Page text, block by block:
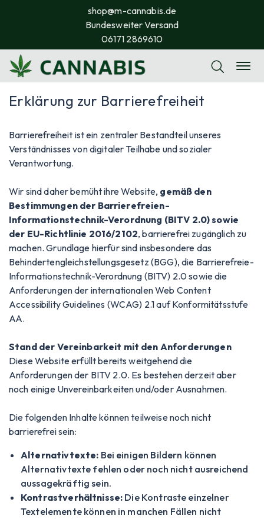
shop@m-cannabis.de
Bundesweiter Versand
06171 2869610
Erklärung zur Barrierefreiheit
Barrierefreiheit ist ein zentraler Bestandteil unseres
Verständnisses von digitaler Teilhabe und sozialer
Verantwortung.
Wir sind daher bemüht ihre Website, gemäß den
Bestimmungen der Barrierefreien-
Informationstechnik-Verordnung (BITV 2.0) sowie
der EU-Richtlinie 2016/2102, barrierefrei zugänglich zu
machen. Grundlage hierfür sind insbesondere das
Behindertengleichstellungsgesetz (BGG), die Barrierefreie-
Informationstechnik-Verordnung (BITV) 2.0 sowie die
Anforderungen der internationalen Web Content
Accessibility Guidelines (WCAG) 2.1 auf Konformitätsstufe
AA.
Stand der Vereinbarkeit mit den Anforderungen
Diese Website erfüllt bereits weitgehend die
Anforderungen der BITV 2.0. Es bestehen derzeit aber
noch einige Unvereinbarkeiten und/oder Ausnahmen.
Die folgenden Inhalte können teilweise noch nicht
barrierefrei sein:
Alternativtexte: Bei einigen Bildern können
Alternativtexte fehlen oder noch nicht ausreichend
aussagekräftig sein.
Kontrastverhältnisse: Die Kontraste einzelner
Textelemente können in manchen Fällen nicht